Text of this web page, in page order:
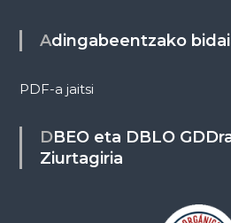
Adingabeentzako
PDF-a jaitsi
DBEO eta DBLO GDDra Egokitzapen
Ziurtagiria